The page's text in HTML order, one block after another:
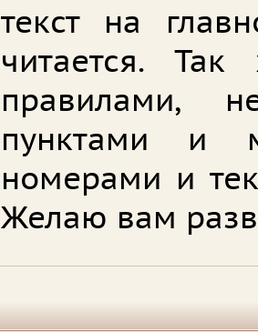
текст на
читается.
правилами,
пунктами и
номерами и
Желаю вам